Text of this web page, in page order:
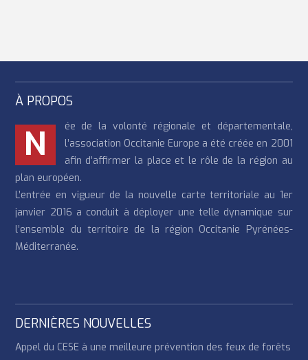
À PROPOS
N
ée de la volonté régionale et départementale,
l’association Occitanie Europe a été créée en 2001
afin d’affirmer la place et le rôle de la région au
plan européen.
L’entrée en vigueur de la nouvelle carte territoriale au 1er
janvier 2016 a conduit à déployer une telle dynamique sur
l’ensemble du territoire de la région Occitanie Pyrénées-
Méditerranée.
DERNIÈRES NOUVELLES
Appel du CESE à une meilleure prévention des feux de forêts